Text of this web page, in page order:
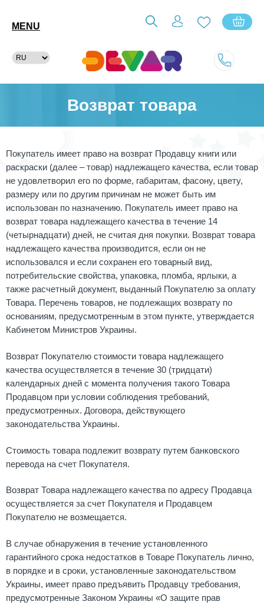
MENU
Возврат товара
Покупатель имеет право на возврат Продавцу книги или
раскраски (далее – товар) надлежащего качества, если товар
не удовлетворил его по форме, габаритам, фасону, цвету,
размеру или по другим причинам не может быть им
использован по назначению. Покупатель имеет право на
возврат товара надлежащего качества в течение 14
(четырнадцати) дней, не считая дня покупки. Возврат товара
надлежащего качества производится, если он не
использовался и если сохранен его товарный вид,
потребительские свойства, упаковка, пломба, ярлыки, а
также расчетный документ, выданный Покупателю за оплату
Товара. Перечень товаров, не подлежащих возврату по
основаниям, предусмотренным в этом пункте, утверждается
Кабинетом Министров Украины.
Возврат Покупателю стоимости товара надлежащего
качества осуществляется в течение 30 (тридцати)
календарных дней с момента получения такого Товара
Продавцом при условии соблюдения требований,
предусмотренных. Договора, действующего
законодательства Украины.
Стоимость товара подлежит возврату путем банковского
перевода на счет Покупателя.
Возврат Товара надлежащего качества по адресу Продавца
осуществляется за счет Покупателя и Продавцем
Покупателю не возмещается.
В случае обнаружения в течение установленного
гарантийного срока недостатков в Товаре Покупатель лично,
в порядке и в сроки, установленные законодательством
Украины, имеет право предъявить Продавцу требования,
предусмотренные Законом Украины «О защите прав